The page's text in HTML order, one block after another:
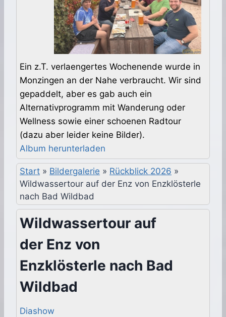
Ein z.T. verlaengertes Wochenende wurde in
Monzingen an der Nahe verbraucht. Wir sind
gepaddelt, aber es gab auch ein
Alternativprogramm mit Wanderung oder
Wellness sowie einer schoenen Radtour
(dazu aber leider keine Bilder).
Album herunterladen
Start » Bildergalerie » Rückblick 2026 »
Wildwassertour auf der Enz von Enzklösterle
nach Bad Wildbad
Wildwassertour auf
der Enz von
Enzklösterle nach Bad
Wildbad
Diashow